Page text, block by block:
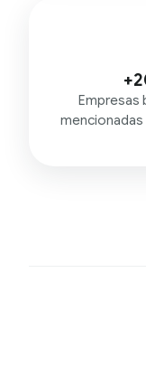
Empresas
mencionadas